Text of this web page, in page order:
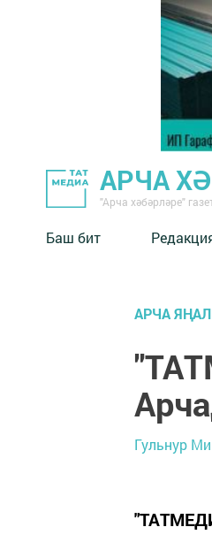
АРЧА
"Арча хәбәрләре"
Баш бит
АРЧА
Гульнур